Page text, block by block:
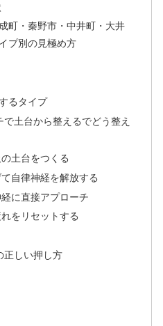
町・秦野市・中井町・大井
プ別の見極め方
るタイプ
土台から整えるでどう整え
土台をつくる
自律神経を解放する
に直接アプローチ
をリセットする
正しい押し方